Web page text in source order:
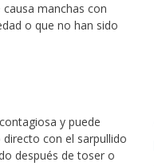
manchas con
o que no han sido
y puede
con el sarpullido
después de toser o